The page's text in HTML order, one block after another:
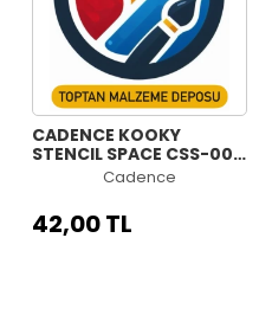
CADENCE KOOKY
STENCIL SPACE CSS-001
15X15CMCadence
42,00 TL